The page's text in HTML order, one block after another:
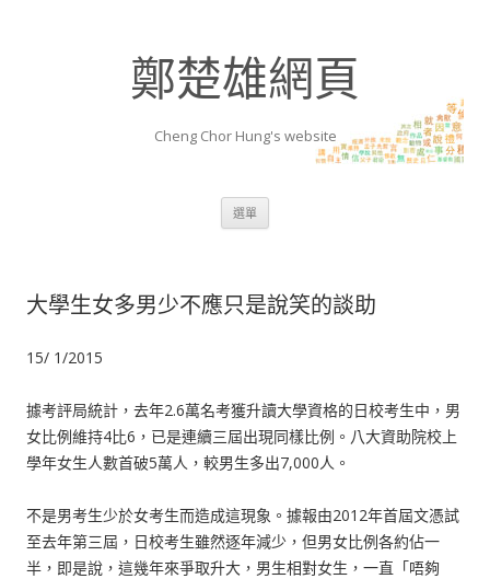
鄭楚雄網頁
Cheng Chor Hung's website
選單
大學生女多男少不應只是說笑的談助
15/ 1/2015
據考評局統計，去年2.6萬名考獲升讀大學資格的日校考生中，男
女比例維持4比6，已是連續三屆出現同樣比例。八大資助院校上
學年女生人數首破5萬人，較男生多出7,000人。
不是男考生少於女考生而造成這現象。據報由2012年首屆文憑試
至去年第三屆，日校考生雖然逐年減少，但男女比例各約佔一
半，即是說，這幾年來爭取升大，男生相對女生，一直「唔夠